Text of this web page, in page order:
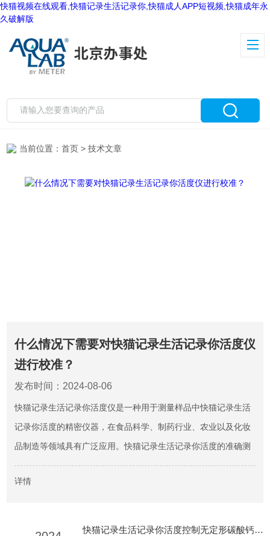
快猫视频在线观看,快猫记录生活记录你,快猫成人APP短视频,快猫成年永
久破解版
当前位置：首页 > 技术文章
什么情况下需要对快猫记录生活记录你活度仪
进行校准？
发布时间：2024-08-06
快猫记录生活记录你活度仪是一种用于测量样品中快猫记录生活
记录你活度的精密仪器，在食品科学、制药行业、农业以及化妆
品制造等领域具有广泛应用。快猫记录生活记录你活度的准确测
量对于确保产品质量、预测货架期、防止微生物生长以及控制化
学反应速率等方面至关重要。然而，快猫记录生活记录你活度仪
详情
快猫记录生活记录你活度控制无定形碳酸钙镁和碳酸镁的稳定性